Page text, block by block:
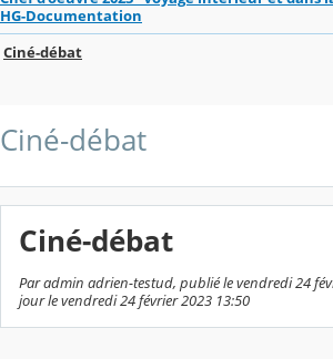
HG-Documentation
Ciné-débat
Ciné-débat
Ciné-débat
Par admin adrien-testud, publié le vendredi 24
jour le vendredi 24 février 2023 13:50